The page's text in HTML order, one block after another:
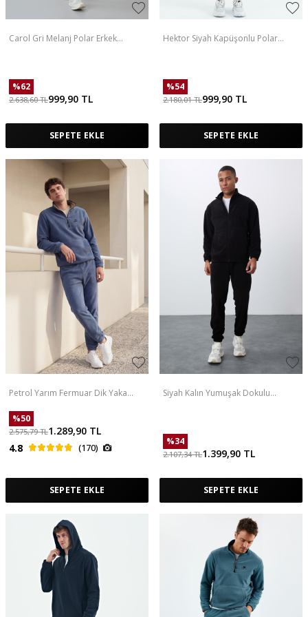
Carol Gri Melanj Polar Erkek
%62
2.638,60TL999,90 TL
SEPETE EKLE
Hektor Siyah Kapüşonlu Polar
%54
2.180,01TL999,90 TL
SEPETE EKLE
Petrol Yarım Fermuar Dik Yaka
Takımı - 85159
%50
2.575,79TL1.289,90 TL
4.8
(170)
SEPETE EKLE
Siyah Kalın Yumuşak Dokulu
%34
2.107,34TL1.399,90 TL
SEPETE EKLE